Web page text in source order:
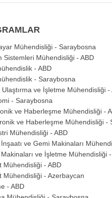
Mühendisliği - Saraybosna
Sistemleri Mühendisliği - ABD
- ABD
- Saraybosna
Ulaştırma ve İşletme Mühendisliği -
- Saraybosna
ve Haberleşme Mühendisliği -
ve Haberleşme Mühendisliği -
Mühendisliği - ABD
ve Gemi Makinaları
ve İşletme Mühendisliği
Mühendisliği - ABD
Mühendisliği - Azerbaycan
- ABD